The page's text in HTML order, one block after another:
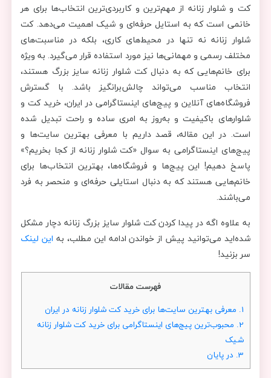
کت و شلوار زنانه از مهم‌ترین و کاربردی‌ترین انتخاب‌ها برای هر
خانمی است که به استایل حرفه‌ای و شیک اهمیت می‌دهد. کت
شلوار زنانه نه تنها در محیط‌های کاری، بلکه در مناسبت‌های
مختلف رسمی و مهمانی‌ها نیز مورد استفاده قرار می‌گیرد. به ویژه
برای خانم‌هایی که به دنبال کت شلوار زنانه سایز بزرگ هستند،
انتخاب مناسب می‌تواند چالش‌برانگیز باشد. با گسترش
فروشگاه‌های آنلاین و پیج‌های اینستاگرامی در ایران، خرید کت و
شلوارهای باکیفیت و به‌روز به امری ساده و راحت تبدیل شده
است. در این مقاله، قصد داریم با معرفی بهترین سایت‌ها و
پیج‌های اینستاگرامی به سوال «کت شلوار زنانه از کجا بخریم؟»
پاسخ دهیم! این پیج‌ها و فروشگاه‌ها، بهترین انتخاب‌ها برای
خانم‌هایی هستند که به دنبال استایلی حرفه‌ای و منحصر به فرد
می‌باشند.
به علاوه اگه در پیدا کردن کت شلوار سایز بزرگ زنانه دچار مشکل
شده‌اید می‌توانید پیش از خواندن ادامه این مطلب، به این لینک
سر بزنید!
فهرست مقالات
1. معرفی بهترین سایت‌ها برای خرید کت شلوار زنانه در ایران
2. محبوب‌ترین پیج‌های اینستاگرامی برای خرید کت شلوار زنانه
شیک
3. در پایان